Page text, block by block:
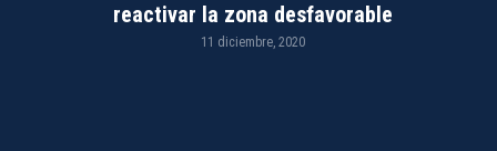
reactivar la zona desfavorable
11 diciembre, 2020